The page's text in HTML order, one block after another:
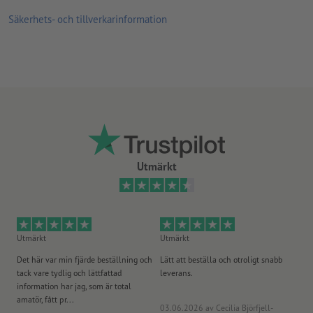
Säkerhets- och tillverkarinformation
Utmärkt
Utmärkt
Det här var min fjärde beställning och
tack vare tydlig och lättfattad
information har jag, som är total
amatör, fått pr...
Utmärkt
Lätt att beställa och otroligt snabb
leverans.
03.06.2026 av Cecilia Björfjell-